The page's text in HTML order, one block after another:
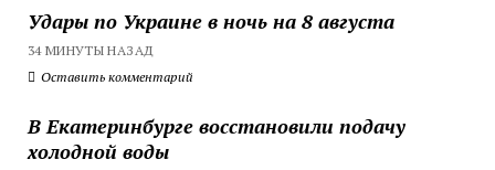
Удары по Украине в ночь на 8 августа
34 МИНУТЫ НАЗАД
Оставить комментарий
В Екатеринбурге восстановили подачу
холодной воды